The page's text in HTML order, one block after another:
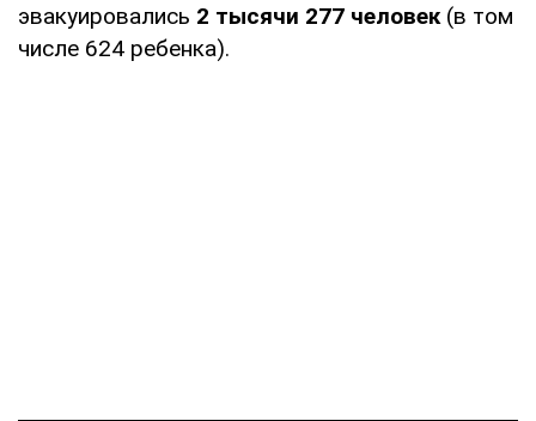
эвакуировались 2 тысячи 277 человек(в том
числе 624 ребенка).